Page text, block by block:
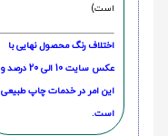
است)
اختلاف رنگ محصول نهایی با
عکس سایت 10 الی 20 درصد و
این امر در خدمات چاپ طبیعی
است.